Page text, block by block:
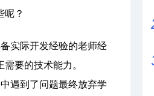
呢？
实际开发经验的老师经
要的技术能力。
遇到了问题最终放弃学